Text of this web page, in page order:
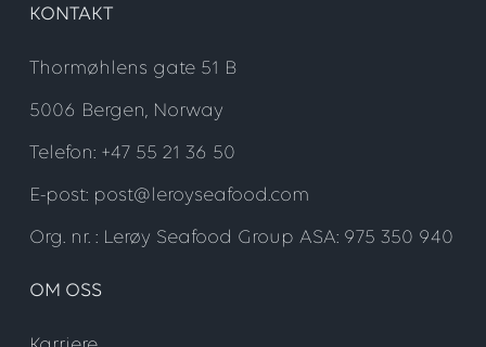
KONTAKT
Thormøhlens gate 51 B
5006 Bergen, Norway
Telefon: +47 55 21 36 50
E-post: post@leroyseafood.com
Org. nr. : Lerøy Seafood Group ASA: 975 350 940
OM OSS